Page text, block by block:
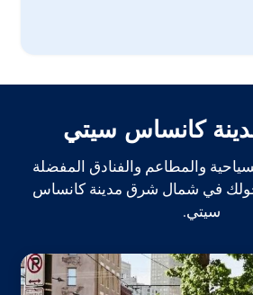
كانساس سيتي
والمطاعم والفنادق المفضلة
تجولك في شمال شرق مدينة كانساس
سيتي.